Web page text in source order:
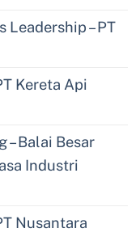
– PT
Kereta Api
– Balai Besar
Industri
Nusantara